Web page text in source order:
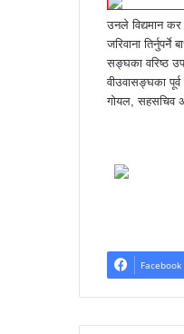
उनले विद्यमान
जरिवाना
सङ्घका वरिष्ठ
वीउवासङ्घका
गोयल, सहसचिव
Facebook